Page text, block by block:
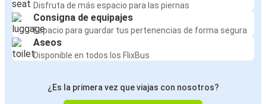
Disfruta de más espacio para las piernas
Consigna de equipajes
Espacio para guardar tus pertenencias de forma segura
Aseos
Disponible en todos los FlixBus
¿Es la primera vez que viajas con nosotros?